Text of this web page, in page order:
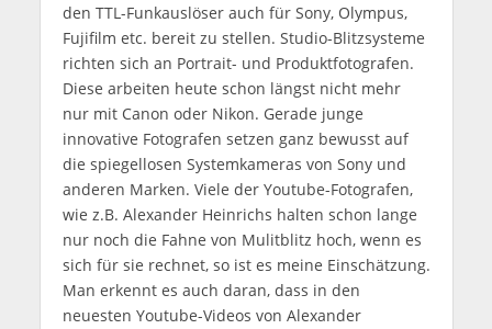
den TTL-Funkauslöser auch für Sony, Olympus,
Fujifilm etc. bereit zu stellen. Studio-Blitzsysteme
richten sich an Portrait- und Produktfotografen.
Diese arbeiten heute schon längst nicht mehr
nur mit Canon oder Nikon. Gerade junge
innovative Fotografen setzen ganz bewusst auf
die spiegellosen Systemkameras von Sony und
anderen Marken. Viele der Youtube-Fotografen,
wie z.B. Alexander Heinrichs halten schon lange
nur noch die Fahne von Mulitblitz hoch, wenn es
sich für sie rechnet, so ist es meine Einschätzung.
Man erkennt es auch daran, dass in den
neuesten Youtube-Videos von Alexander